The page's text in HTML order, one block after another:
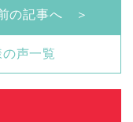
声一覧
の記事へ ＞